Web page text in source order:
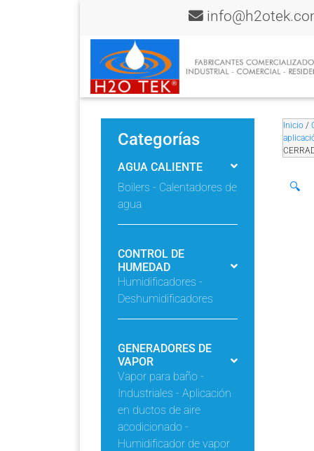
Categorías
AGUA CALIENTE
Boilers - Calentadores de
agua
CONTROL DE
HUMEDAD
Humidificadores -
Deshumidificadores
GENERADORES DE
VAPOR
Vapor para baño -
Industriales - Aplicación
en ductos de aire
acodicionado -
Humidificador de vapor
Inicio /
🔍